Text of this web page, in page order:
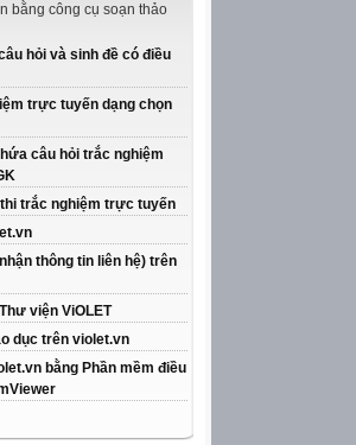
bằng công cụ soạn thảo
hỏi và sinh đề có điều
trực tuyến dạng chọn
câu hỏi trắc nghiệm
trắc nghiệm trực tuyến
thông tin liên hệ) trên
viện ViOLET
dục trên violet.vn
bằng Phần mềm điều